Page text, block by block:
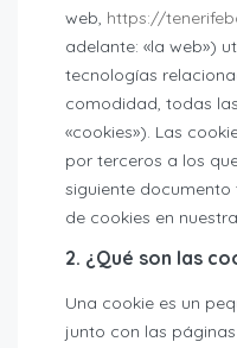
web, https://
adelante: «la web»)
tecnologías
comodidad, todas
«cookies»). Las
por terceros a los
siguiente
de cookies en
2. ¿Qué son las
Una cookie es un
junto con las